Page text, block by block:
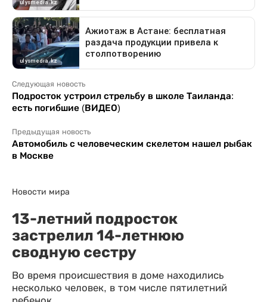
Следующая новость
Подросток устроил стрельбу в школе Таиланда:
есть погибшие (ВИДЕО)
Предыдущая новость
Автомобиль с человеческим скелетом нашел рыбак
в Москве
Новости мира
13-летний подросток
застрелил 14-летнюю
сводную сестру
Во время происшествия в доме находились
несколько человек, в том числе пятилетний